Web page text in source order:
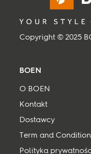
BOEN
O BOEN
Kontakt
Dostawcy
Term and
Polityka
Copyright © 2025